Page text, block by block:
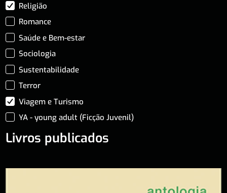
Religião
Romance
Saúde e Bem-estar
Sociologia
Sustentabilidade
Terror
Viagem e Turismo
YA - young adult (Ficção Juvenil)
Livros publicados